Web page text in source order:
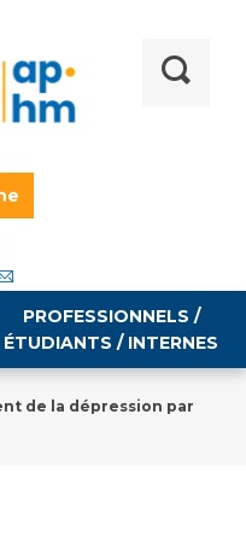
PROFESSIONNELS /
ÉTUDIANTS / INTERNES
de la dépression par